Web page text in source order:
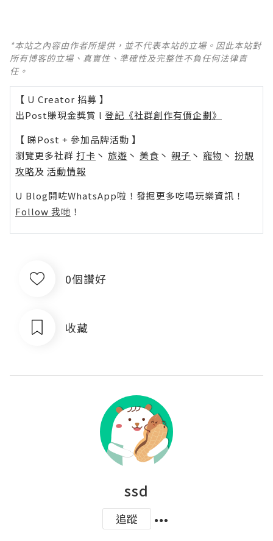
*本站之內容由作者所提供，並不代表本站的立場。因此本站對
所有博客的立場、真實性、準確性及完整性不負任何法律責
任。
【 U Creator 招募 】
出Post賺現金獎賞 l 登記《社群創作有價企劃》
【 睇Post + 參加品牌活動 】
瀏覽更多社群 打卡 丶 旅遊 丶 美食 丶 親子 丶 寵物 丶 扮靚
攻略及 活動情報
U Blog開咗WhatsApp啦！發掘更多吃喝玩樂資訊！
Follow 我哋 ！
0個讚好
收藏
ssd
追蹤